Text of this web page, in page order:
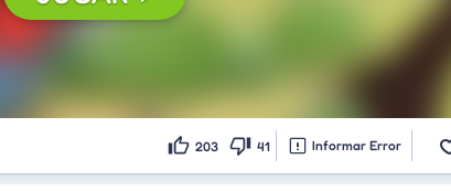
203 41 Informar Error